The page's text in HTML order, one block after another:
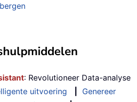
: Revolutioneer Data-analyse
uitvoering
Genereer